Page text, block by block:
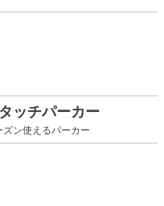
ッチパーカー
ン使えるパーカー